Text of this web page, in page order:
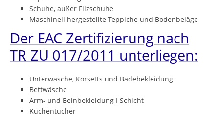
Schuhe, außer Filzschuhe
Maschinell hergestellte Teppiche und Bodenbeläge
Der EAC Zertifizierung nach
TR ZU 017/2011 unterliegen:
Unterwäsche, Korsetts und Badebekleidung
Bettwäsche
Arm- und Beinbekleidung I Schicht
Küchentücher